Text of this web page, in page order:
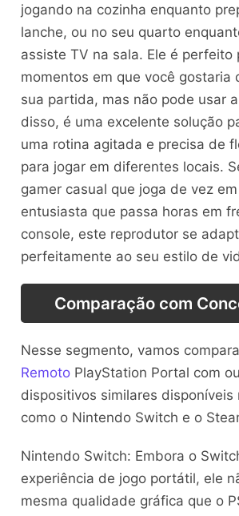
jogando na cozinha enquanto
lanche, ou no seu quarto
assiste TV na sala. Ele é perfeito
momentos em que você gostaria
sua partida, mas não pode usar
disso, é uma excelente solução
uma rotina agitada e precisa de
para jogar em diferentes locais.
gamer casual que joga de vez
entusiasta que passa horas em
console, este reprodutor se
perfeitamente ao seu estilo de
Comparação com
Nesse segmento, vamos
RemotoPlayStation Portal com
dispositivos similares disponíveis
como o Nintendo Switch e o
Nintendo Switch: Embora o
experiência de jogo portátil, ele
mesma qualidade gráfica que o